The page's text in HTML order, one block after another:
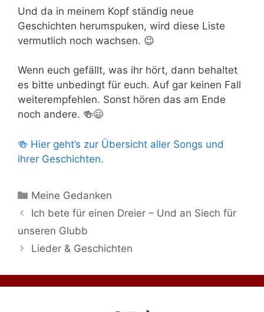
Und da in meinem Kopf ständig neue
Geschichten herumspuken, wird diese Liste
vermutlich noch wachsen. 😉
Wenn euch gefällt, was ihr hört, dann behaltet
es bitte unbedingt für euch. Auf gar keinen Fall
weiterempfehlen. Sonst hören das am Ende
noch andere. 🍻😄
🍻 Hier geht’s zur Übersicht aller Songs und
ihrer Geschichten.
Kategorien
Meine Gedanken
Ich bete für einen Dreier – Und an Siech für
unseren Glubb
Lieder & Geschichten